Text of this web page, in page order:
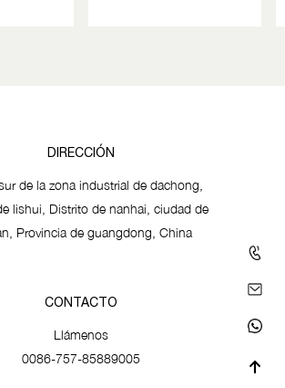
DIRECCIÓN
de la zona industrial de dachong,
lishui, Distrito de nanhai, ciudad de
Provincia de guangdong, China
CONTACTO
Llámenos
0086-757-85889005